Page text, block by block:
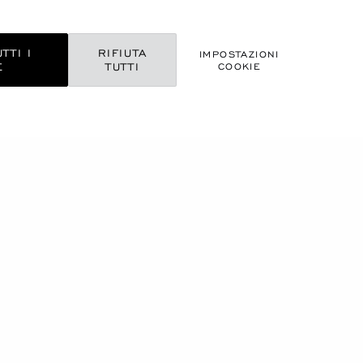
IMPOSTAZIONI
COOKIE
RIFIUTA
TUTTI
I